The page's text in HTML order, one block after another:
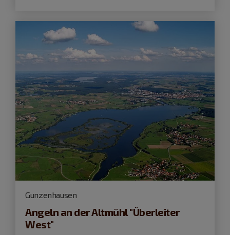
Gunzenhausen
Angeln an der Altmühl "Überleiter
West"